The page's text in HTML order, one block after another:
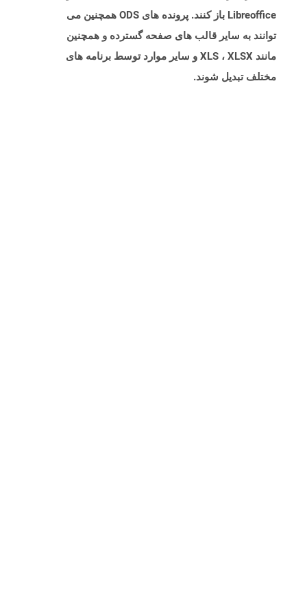
Libreoffice باز کنند. پرونده های ODS همچنین می
توانند به سایر قالب های صفحه گسترده و همچنین
مانند XLS ، XLSX و سایر موارد توسط برنامه های
مختلف تبدیل شوند.